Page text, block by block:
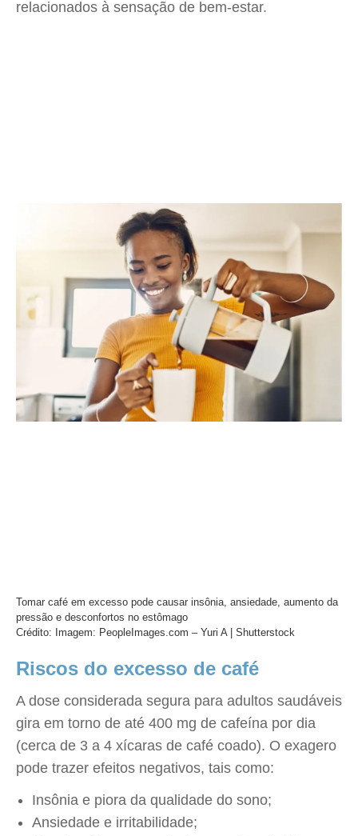
relacionados à sensação de bem-estar.
Tomar café em excesso pode causar insônia, ansiedade, aumento da
pressão e desconfortos no estômago
Crédito: Imagem: PeopleImages.com – Yuri A | Shutterstock
Riscos do excesso de café
A dose considerada segura para adultos saudáveis
gira em torno de até 400 mg de cafeína por dia
(cerca de 3 a 4 xícaras de café coado). O exagero
pode trazer efeitos negativos, tais como:
Insônia e piora da qualidade do sono;
Ansiedade e irritabilidade;